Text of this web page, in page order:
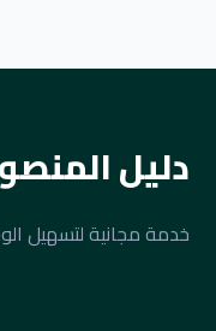
دليل
خدمة مجانية لتسهيل